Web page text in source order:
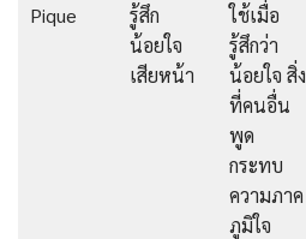
Pique
รู้สึก
น้อยใจ
เสียหน้า
ใช้เมื่อ
รู้สึกว่า
น้อยใจ สิ่ง
ที่คนอื่น
พูด
กระทบ
ความภาค
ภูมิใจ